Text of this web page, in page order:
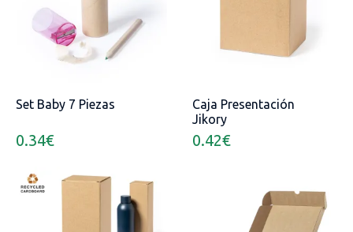
Set Baby 7 Piezas
0.34€
Caja Presentación
Jikory
0.42€